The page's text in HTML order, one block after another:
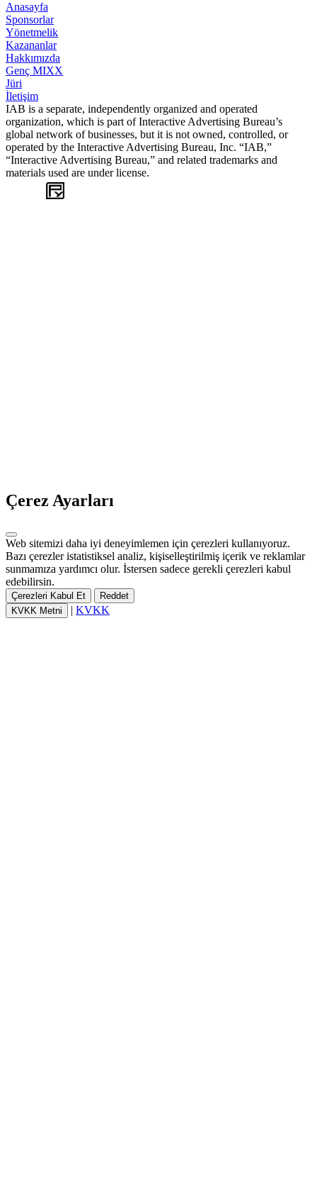
Anasayfa
Sponsorlar
Yönetmelik
Kazananlar
Hakkımızda
Genç MIXX
Jüri
İletişim
IAB is a separate, independently organized and operated
organization, which is part of Interactive Advertising Bureau’s
global network of businesses, but it is not owned, controlled, or
operated by the Interactive Advertising Bureau, Inc. “IAB,”
“Interactive Advertising Bureau,” and related trademarks and
materials used are under license.
Çerez Ayarları
Web sitemizi daha iyi deneyimlemen için çerezleri kullanıyoruz.
Bazı çerezler istatistiksel analiz, kişiselleştirilmiş içerik ve reklamlar
sunmamıza yardımcı olur. İstersen sadece gerekli çerezleri kabul
edebilirsin.
Çerezleri Kabul Et
Reddet
KVKK Metni
| KVKK